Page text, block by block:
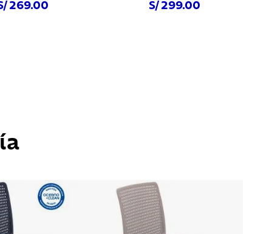
269.00 S/ 299.00